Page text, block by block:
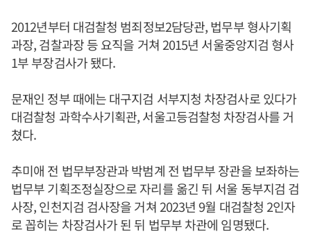
2012년부터 대검찰청 범죄정보2담당관, 법무부 형사기획
과장, 검찰과장 등 요직을 거쳐 2015년 서울중앙지검 형사
1부 부장검사가 됐다.
문재인 정부 때에는 대구지검 서부지청 차장검사로 있다가
대검찰청 과학수사기획관, 서울고등검찰청 차장검사를 거
쳤다.
추미애 전 법무부장관과 박범계 전 법무부 장관을 보좌하는
법무부 기획조정실장으로 자리를 옮긴 뒤 서울 동부지검 검
사장, 인천지검 검사장을 거쳐 2023년 9월 대검찰청 2인자
로 꼽히는 차장검사가 된 뒤 법무부 차관에 임명됐다.